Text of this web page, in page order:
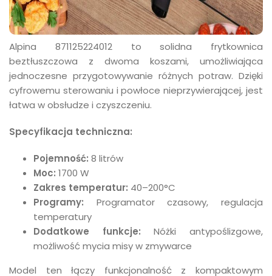
Alpina 871125224012 to solidna frytkownica
beztłuszczowa z dwoma koszami, umożliwiająca
jednoczesne przygotowywanie różnych potraw. Dzięki
cyfrowemu sterowaniu i powłoce nieprzywierającej, jest
łatwa w obsłudze i czyszczeniu.
Specyfikacja techniczna:
Pojemność: 8 litrów
Moc: 1700 W
Zakres temperatur: 40–200°C
Programy:
Programator czasowy, regulacja
temperatury
Dodatkowe funkcje:
Nóżki antypoślizgowe,
możliwość mycia misy w zmywarce
Model ten łączy funkcjonalność z kompaktowym